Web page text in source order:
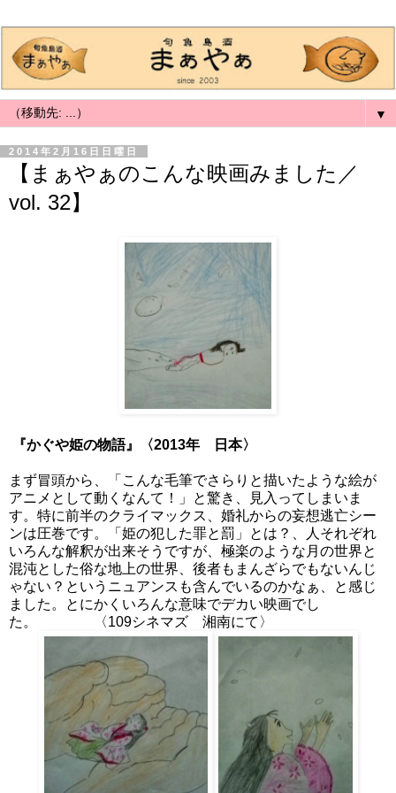
▼
2014年2月16日日曜日
【まぁやぁのこんな映画みました／
vol. 32】
『かぐや姫の物語』〈2013年 日本〉
まず冒頭から、「こんな毛筆でさらりと描いたような絵が
アニメとして動くなんて！」と驚き、見入ってしまいま
す。特に前半のクライマックス、婚礼からの妄想逃亡シー
ンは圧巻です。「姫の犯した罪と罰」とは？、人それぞれ
いろんな解釈が出来そうですが、極楽のような月の世界と
混沌とした俗な地上の世界、後者もまんざらでもないんじ
ゃない？というニュアンスも含んでいるのかなぁ、と感じ
ました。とにかくいろんな意味でデカい映画でし
た。 〈109シネマズ 湘南にて〉